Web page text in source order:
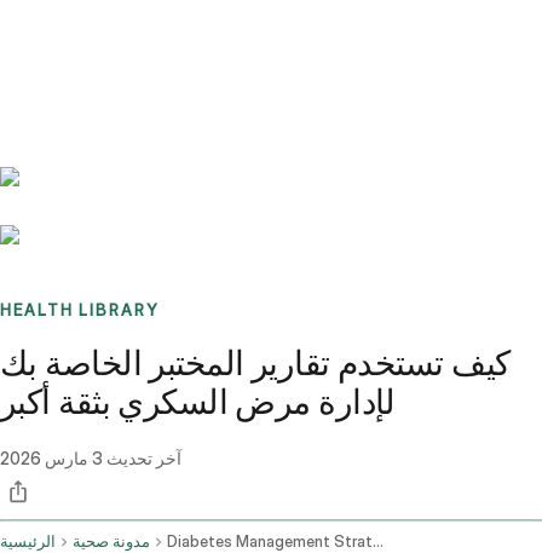
HEALTH LIBRARY
كيف تستخدم تقارير المختبر الخاصة بك
لإدارة مرض السكري بثقة أكبر
آخر تحديث 3 مارس 2026
الرئيسية مدونة صحية Diabetes Management Strategies Based On Lab Reports